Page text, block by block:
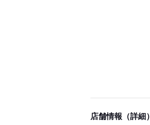
店舗情報（詳細）